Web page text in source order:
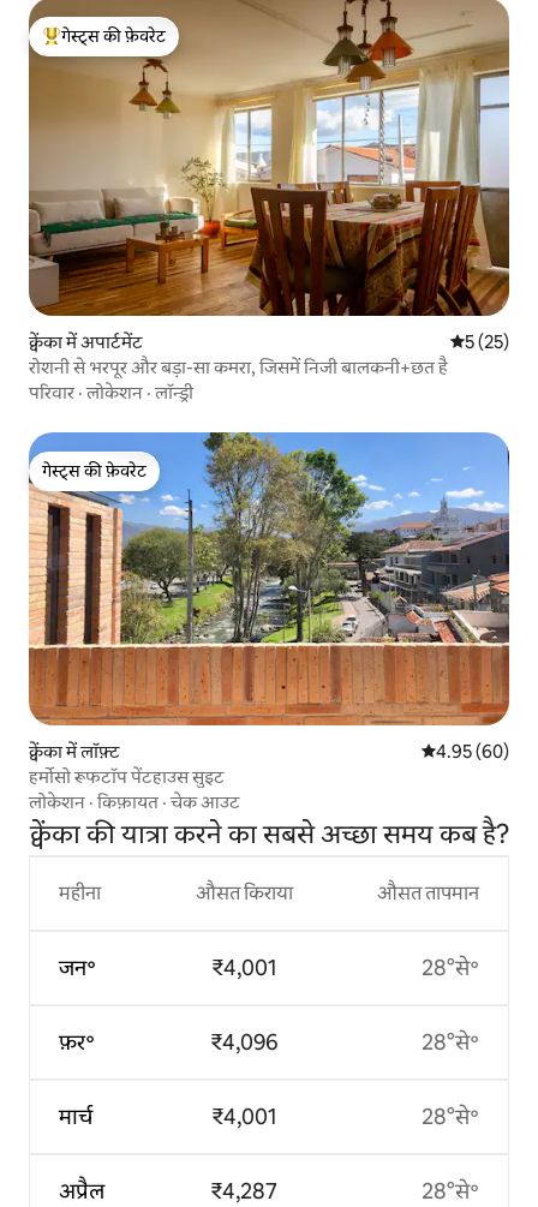
गेस्ट्स का टॉप फ़ेवरेट
गेस्ट्स की फ़ेवरेट
क्वेंका में अपार्टमेंट औसत रेटिंग
5 (25)
रोशनी से भरपूर और बड़ा-सा कमरा, जिसमें निजी बालकनी+छत है
परिवार ·लोकेशन ·लॉन्ड्री
गेस्ट्स की फ़ेवरेट
गेस्ट्स की फ़ेवरेट
क्वेंका में लॉफ़्ट औसत रेटिंग 5 में
4.95 (60)
हर्मोसो रूफटॉप पेंटहाउस सुइट
लोकेशन ·किफ़ायत ·चेक आउट
क्वेंका की यात्रा करने का सबसे अच्छा समय कब है?
महीना
जन॰
फ़र॰
मार्च
अप्रैल
औसत किराया
₹4,001
₹4,096
₹4,001
₹4,287
औसत तापमान
28°से॰
28°से॰
28°से॰
28°से॰